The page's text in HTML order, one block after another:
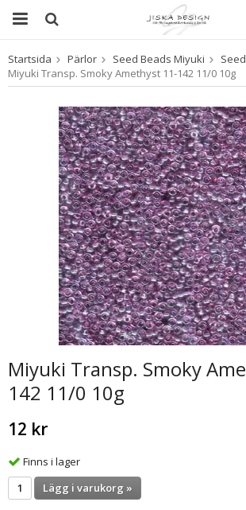
Produkten har blivit tillagd i
Startsida Pärlor Seed Beads Miyuki
Miyuki Transp. Smoky Amethyst 11-142 11/0 10g
Miyuki Transp. Smoky
142 11/0 10g
12 kr
Finns i lager
Lägg i varukorg »